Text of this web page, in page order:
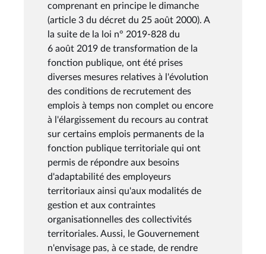
comprenant en principe le dimanche
(article 3 du décret du 25 août 2000). A
la suite de la loi n° 2019-828 du
6 août 2019 de transformation de la
fonction publique, ont été prises
diverses mesures relatives à l'évolution
des conditions de recrutement des
emplois à temps non complet ou encore
à l'élargissement du recours au contrat
sur certains emplois permanents de la
fonction publique territoriale qui ont
permis de répondre aux besoins
d'adaptabilité des employeurs
territoriaux ainsi qu'aux modalités de
gestion et aux contraintes
organisationnelles des collectivités
territoriales. Aussi, le Gouvernement
n'envisage pas, à ce stade, de rendre